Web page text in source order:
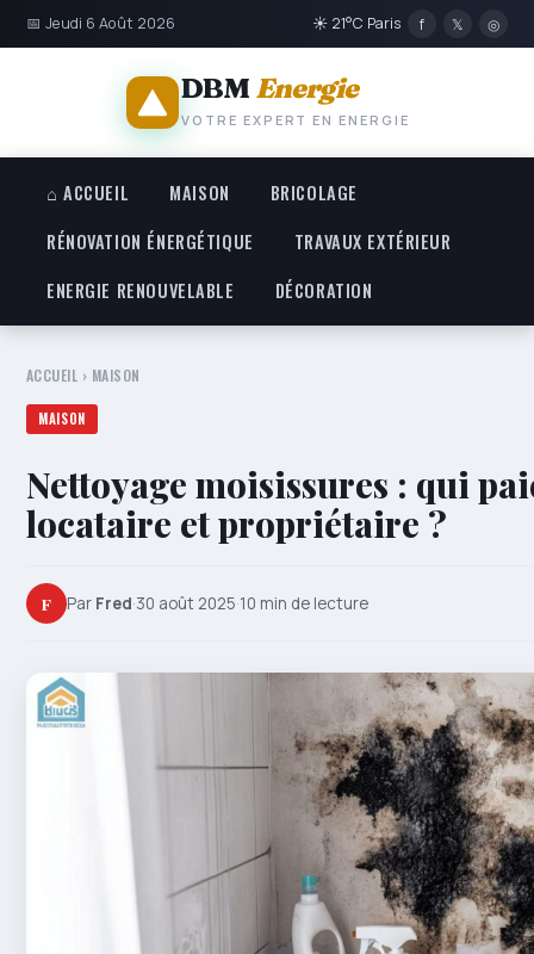
📅 Jeudi 6 Août 2026 ☀ 21°C Paris f 𝕏 ◎
DBMEnergie
VOTRE EXPERT EN ENERGIE
⌂ ACCUEIL MAISON
BRICOLAGE
RÉNOVATION ÉNERGÉTIQUE
TRAVAUX EXTÉRIEUR
ENERGIE RENOUVELABLE
DÉCORATION
ACCUEIL › MAISON
MAISON
Nettoyage moisissures : qui
locataire et propriétaire ?
F Par Fred·30 août 2025·10 min de lecture